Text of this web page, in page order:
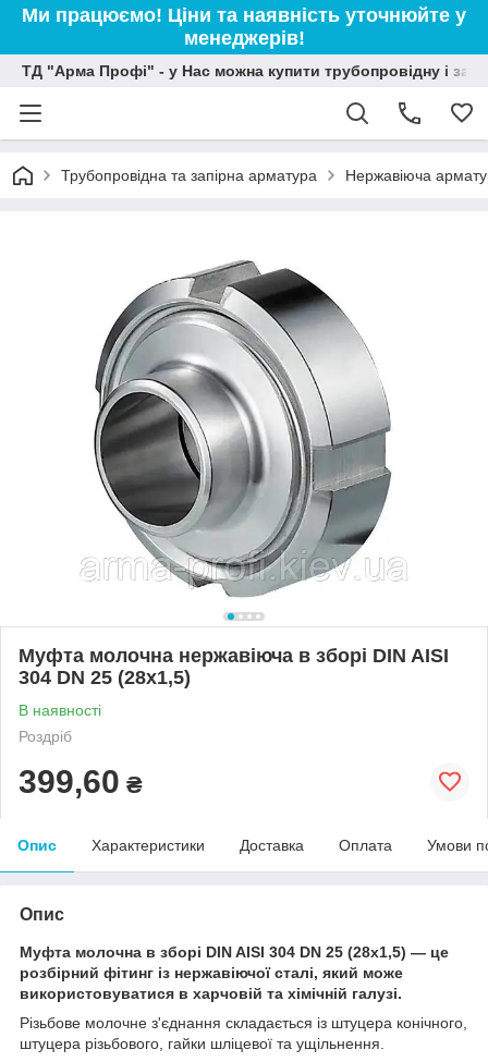
Ми працюємо! Ціни та наявність уточнюйте у
менеджерів!
ТД "Арма Профі" - у Нас можна купити трубопровідну і
Трубопровідна та запірна арматура Нержавіюча
Муфта молочна нержавіюча в зборі DIN AISI
304 DN 25 (28x1,5)
В наявності
Роздріб
399,60 ₴
Опис Характеристики Доставка Оплата Умови
Опис
Муфта молочна в зборі DIN AISI 304 DN 25 (28x1,5) — це
розбірний фітинг із нержавіючої сталі, який може
використовуватися в харчовій та хімічній галузі.
Різьбове молочне з'єднання складається із штуцера конічного,
штуцера різьбового, гайки шліцевої та ущільнення.